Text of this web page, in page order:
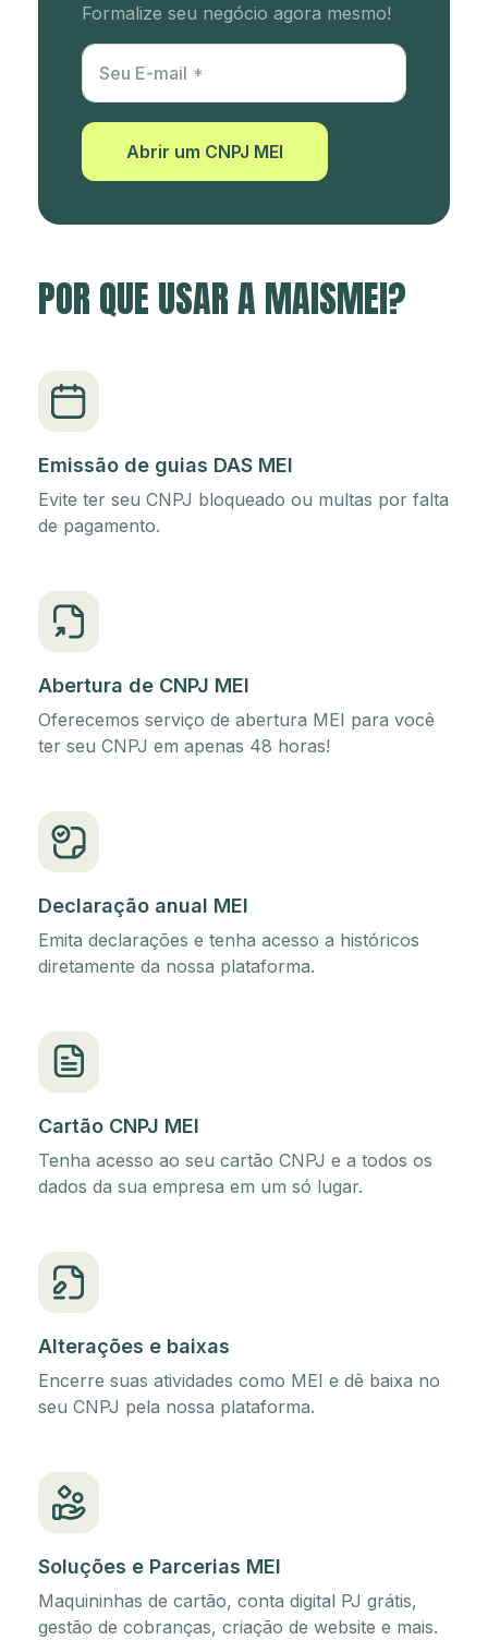
Formalize seu negócio agora mesmo!
Utm Content
Seu E-mail
Abrir um CNPJ MEI
POR QUE USAR A MAISMEI?
Emissão de guias DAS MEI
Evite ter seu CNPJ bloqueado ou multas por falta
de pagamento.
Abertura de CNPJ MEI
Oferecemos serviço de abertura MEI para você
ter seu CNPJ em apenas 48 horas!
Declaração anual MEI
Emita declarações e tenha acesso a históricos
diretamente da nossa plataforma.
Cartão CNPJ MEI
Tenha acesso ao seu cartão CNPJ e a todos os
dados da sua empresa em um só lugar.
Alterações e baixas
Encerre suas atividades como MEI e dê baixa no
seu CNPJ pela nossa plataforma.
Soluções e Parcerias MEI
Maquininhas de cartão, conta digital PJ grátis,
gestão de cobranças, criação de website e mais.